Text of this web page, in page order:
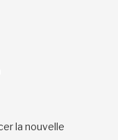
la nouvelle